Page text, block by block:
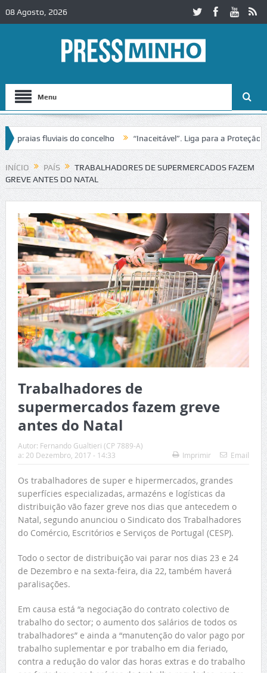
08 Agosto, 2026
Menu
fluviais do concelho “Inaceitável”. Liga para a Proteção da
trânsito no IC2 em Alcobaça Igreja do Castelo de Cerveira
INÍCIO PAÍS
TRABALHADORES DE SUPERMERCADOS FAZEM
GREVE ANTES DO NATAL
Trabalhadores de
supermercados fazem greve
antes do Natal
Autor: Fernando Gualtieri (CP 7889-A)
a: 20 Dezembro, 2017 - 14:33 Imprimir Email
Os trabalhadores de super e hipermercados, grandes
superfícies especializadas, armazéns e logísticas da
distribuição vão fazer greve nos dias que antecedem o
Natal, segundo anunciou o Sindicato dos Trabalhadores
do Comércio, Escritórios e Serviços de Portugal (CESP).
Todo o sector de distribuição vai parar nos dias 23 e 24
de Dezembro e na sexta-feira, dia 22, também haverá
paralisações.
Em causa está “a negociação do contrato colectivo de
trabalho do sector; o aumento dos salários de todos os
trabalhadores” e ainda a “manutenção do valor pago por
trabalho suplementar e por trabalho em dia feriado,
contra a redução do valor das horas extras e do trabalho